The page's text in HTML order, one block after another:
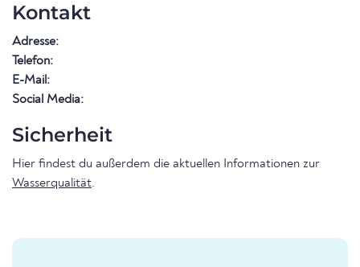
Kontakt
Adresse:
Telefon:
E-Mail:
Social Media:
Sicherheit
Hier findest du außerdem die aktuellen Informationen zur
Wasserqualität.